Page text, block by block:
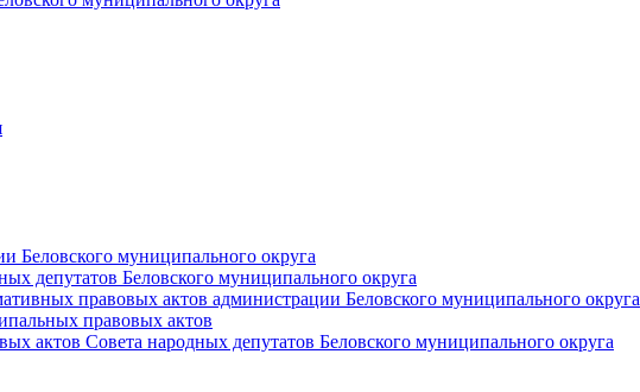
Беловского муниципального округа
депутатов Беловского муниципального округа
правовых актов администрации Беловского муниципального округа
правовых актов
актов Совета народных депутатов Беловского муниципального округа